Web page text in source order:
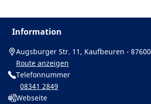
Information
Augsburger Str. 11, Kaufbeuren - 87600
Route anzeigen
Telefonnummer
08341 2849
Webseite